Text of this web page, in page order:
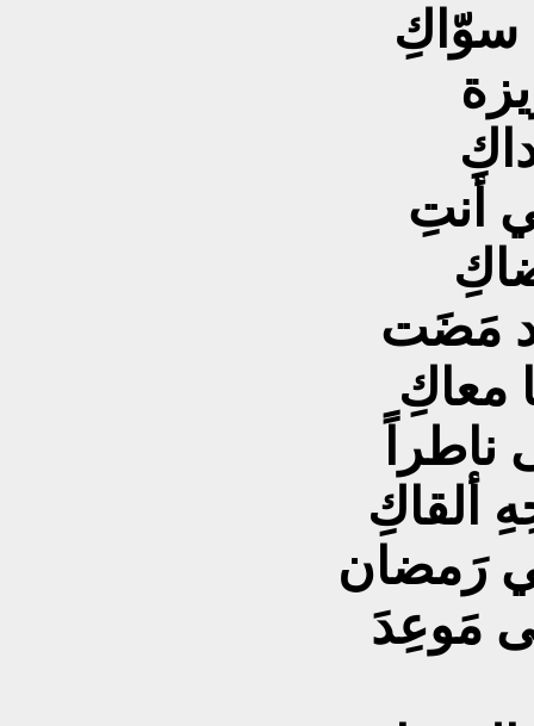
سوّاكِ
أنتِ
مَضَت
معاكِ
ألقاكِ
رَمضان
مَوعِدَ